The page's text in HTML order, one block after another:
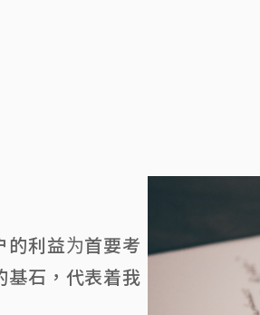
的利益为首要考
基石，代表着我